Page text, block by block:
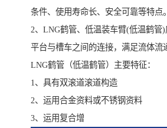
条件、使用寿命长、安全可靠等特点。
2、LNG鹤管、低温装车臂(低温鹤管
平台与槽车之间的连接，满足流体流
LNG鹤管（低温鹤管）主要特征：
1、具有双滚道滚道构造
2、运用合金资料或不锈钢资料
3、运用复合增